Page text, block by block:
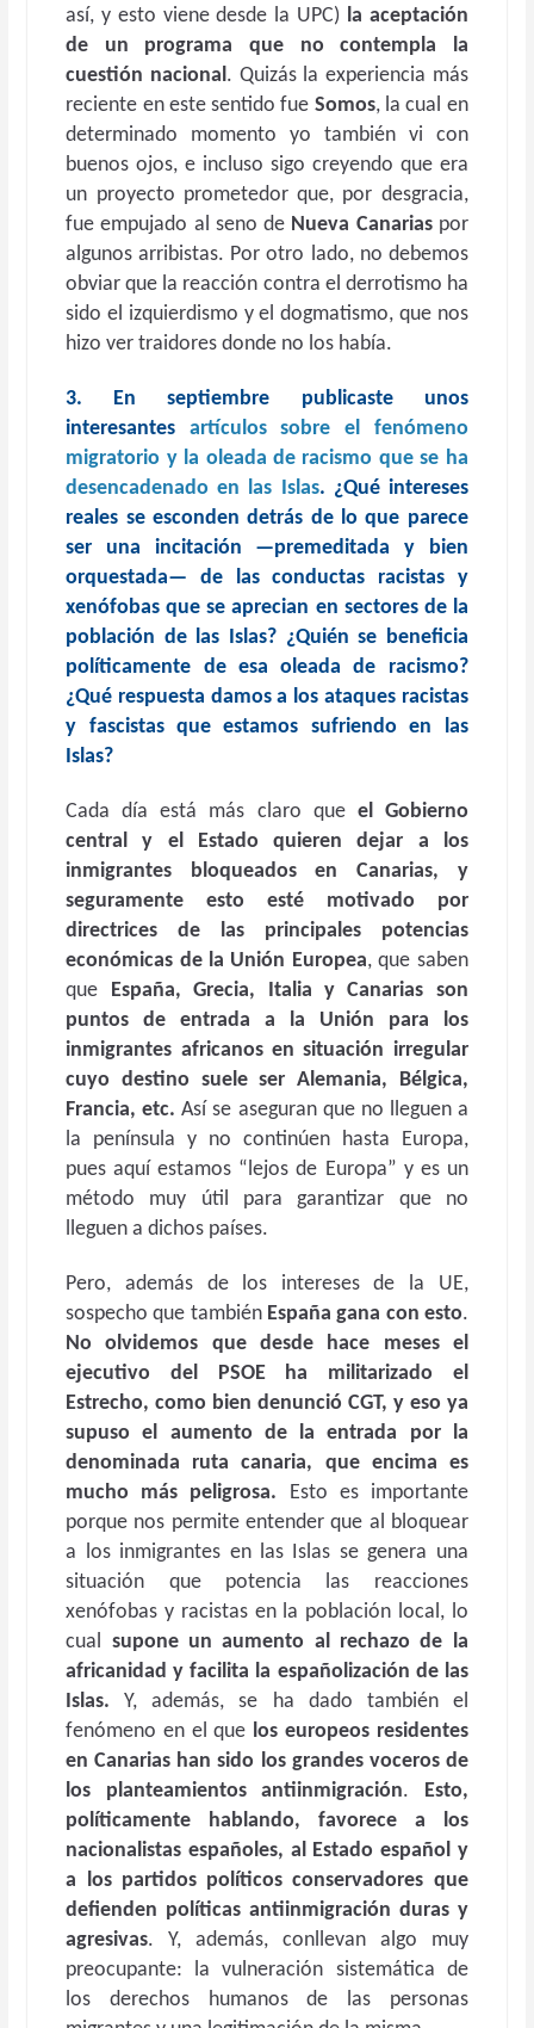
así, y esto viene desde la UPC) la aceptación
de un programa que no contempla la
cuestión nacional. Quizás la experiencia más
reciente en este sentido fue Somos, la cual en
determinado momento yo también vi con
buenos ojos, e incluso sigo creyendo que era
un proyecto prometedor que, por desgracia,
fue empujado al seno de Nueva Canariaspor
algunos arribistas. Por otro lado, no debemos
obviar que la reacción contra el derrotismo ha
sido el izquierdismo y el dogmatismo, que nos
hizo ver traidores donde no los había.
3. En septiembre publicaste unos
interesantes artículos sobre el fenómeno
migratorio y la oleada de racismo que se ha
desencadenado en las Islas. ¿Qué intereses
reales se esconden detrás de lo que parece
ser una incitación —premeditada y bien
orquestada— de las conductas racistas y
xenófobas que se aprecian en sectores de la
población de las Islas? ¿Quién se beneficia
políticamente de esa oleada de racismo?
¿Qué respuesta damos a los ataques racistas
y fascistas que estamos sufriendo en las
Islas?
Cada día está más claro que el Gobierno
central y el Estado quieren dejar a los
inmigrantes bloqueados en Canarias, y
seguramente esto esté motivado por
directrices de las principales potencias
económicas de la Unión Europea, que saben
que España, Grecia, Italia y Canarias son
puntos de entrada a la Unión para los
inmigrantes africanos en situación irregular
cuyo destino suele ser Alemania, Bélgica,
Francia, etc. Así se aseguran que no lleguen a
la península y no continúen hasta Europa,
pues aquí estamos “lejos de Europa” y es un
método muy útil para garantizar que no
lleguen a dichos países.
Pero, además de los intereses de la UE,
sospecho que también España gana con esto.
No olvidemos que desde hace meses el
ejecutivo del PSOE ha militarizado el
Estrecho, como bien denunció CGT, y eso ya
supuso el aumento de la entrada por la
denominada ruta canaria, que encima es
mucho más peligrosa. Esto es importante
porque nos permite entender que al bloquear
a los inmigrantes en las Islas se genera una
situación que potencia las reacciones
xenófobas y racistas en la población local, lo
cual supone un aumento al rechazo de la
africanidad y facilita la españolización de las
Islas. Y, además, se ha dado también el
fenómeno en el que los europeos residentes
en Canarias han sido los grandes voceros de
los planteamientos antiinmigración. Esto,
políticamente hablando, favorece a los
nacionalistas españoles, al Estado español y
a los partidos políticos conservadores que
defienden políticas antiinmigración duras y
agresivas. Y, además, conllevan algo muy
preocupante: la vulneración sistemática de
los derechos humanos de las personas